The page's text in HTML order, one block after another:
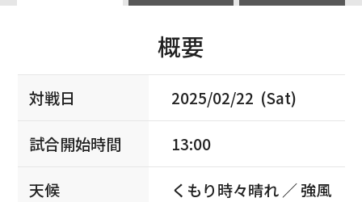
概要
対戦日 2025/02/22 (Sat)
試合開始時間 13:00
天候 くもり時々晴れ ／ 強風